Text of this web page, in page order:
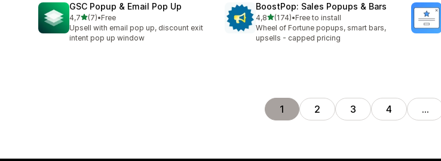
GSC Popup & Email Pop Up
4,7/ 5 tähteä
(7)
7 arvostelua yhteensä
•Free
Upsell with email pop up, discount exit
intent pop up window
BoostPop: Sales Popups & Bars
4,8/ 5 tähteä
(174)
174 arvostelua yhteensä
•Free to install
Wheel of Fortune popups, smart bars,
upsells - capped pricing
1 2 3 4 …